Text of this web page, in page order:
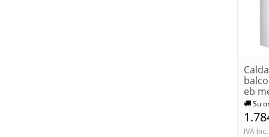
eb
Su
IVA Inc.